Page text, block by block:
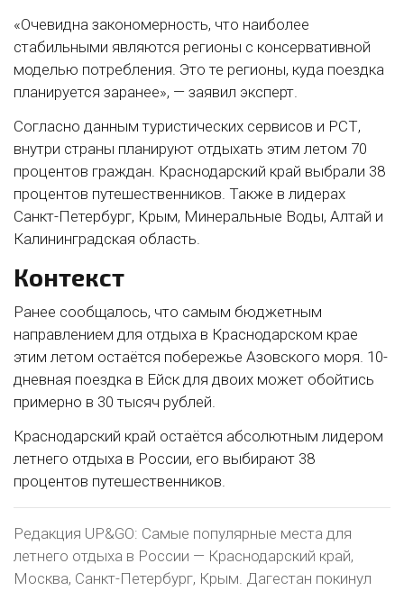
«Очевидна закономерность, что наиболее
стабильными являются регионы с консервативной
моделью потребления. Это те регионы, куда поездка
планируется заранее», — заявил эксперт.
Согласно данным туристических сервисов и РСТ,
внутри страны планируют отдыхать этим летом 70
процентов граждан. Краснодарский край выбрали 38
процентов путешественников. Также в лидерах
Санкт-Петербург, Крым, Минеральные Воды, Алтай и
Калининградская область.
Контекст
Ранее сообщалось, что самым бюджетным
направлением для отдыха в Краснодарском крае
этим летом остаётся побережье Азовского моря. 10-
дневная поездка в Ейск для двоих может обойтись
примерно в 30 тысяч рублей.
Краснодарский край остаётся абсолютным лидером
летнего отдыха в России, его выбирают 38
процентов путешественников.
Редакция UP&GO: Самые популярные места для
летнего отдыха в России — Краснодарский край,
Москва, Санкт-Петербург, Крым. Дагестан покинул